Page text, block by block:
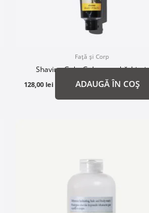
Față și Corp
Shaving Gel – Gel pentru bărbierit
128,00 lei ADAUGĂ ÎN COȘ